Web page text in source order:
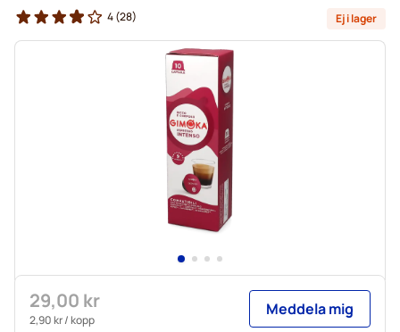
4(28) Ej i lager
29,00 kr
2,90 kr/ kopp
Meddela mig